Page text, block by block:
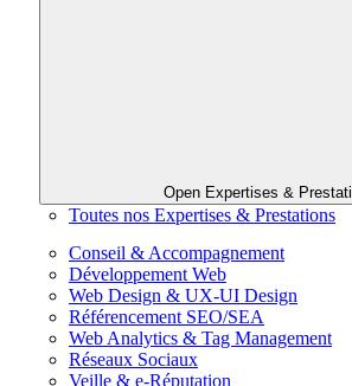
Open Expertises &
Toutes nos Expertises & Prestations
Conseil & Accompagnement
Développement Web
Web Design & UX-UI Design
Référencement SEO/SEA
Web Analytics & Tag Management
Réseaux Sociaux
Veille & e-Réputation